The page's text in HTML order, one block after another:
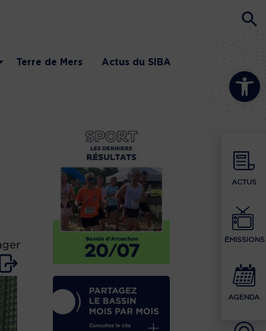
Ouvrir la
ACTUS
ÉMISSIONS
AGENDA
Terre de Mers Actus du SIBA